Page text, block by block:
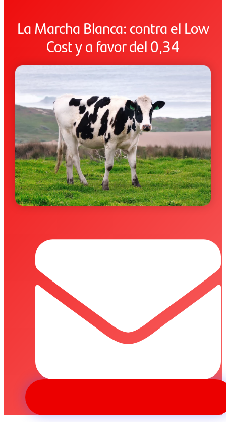
La Marcha Blanca: contra el Low
Cost y a favor del 0,34